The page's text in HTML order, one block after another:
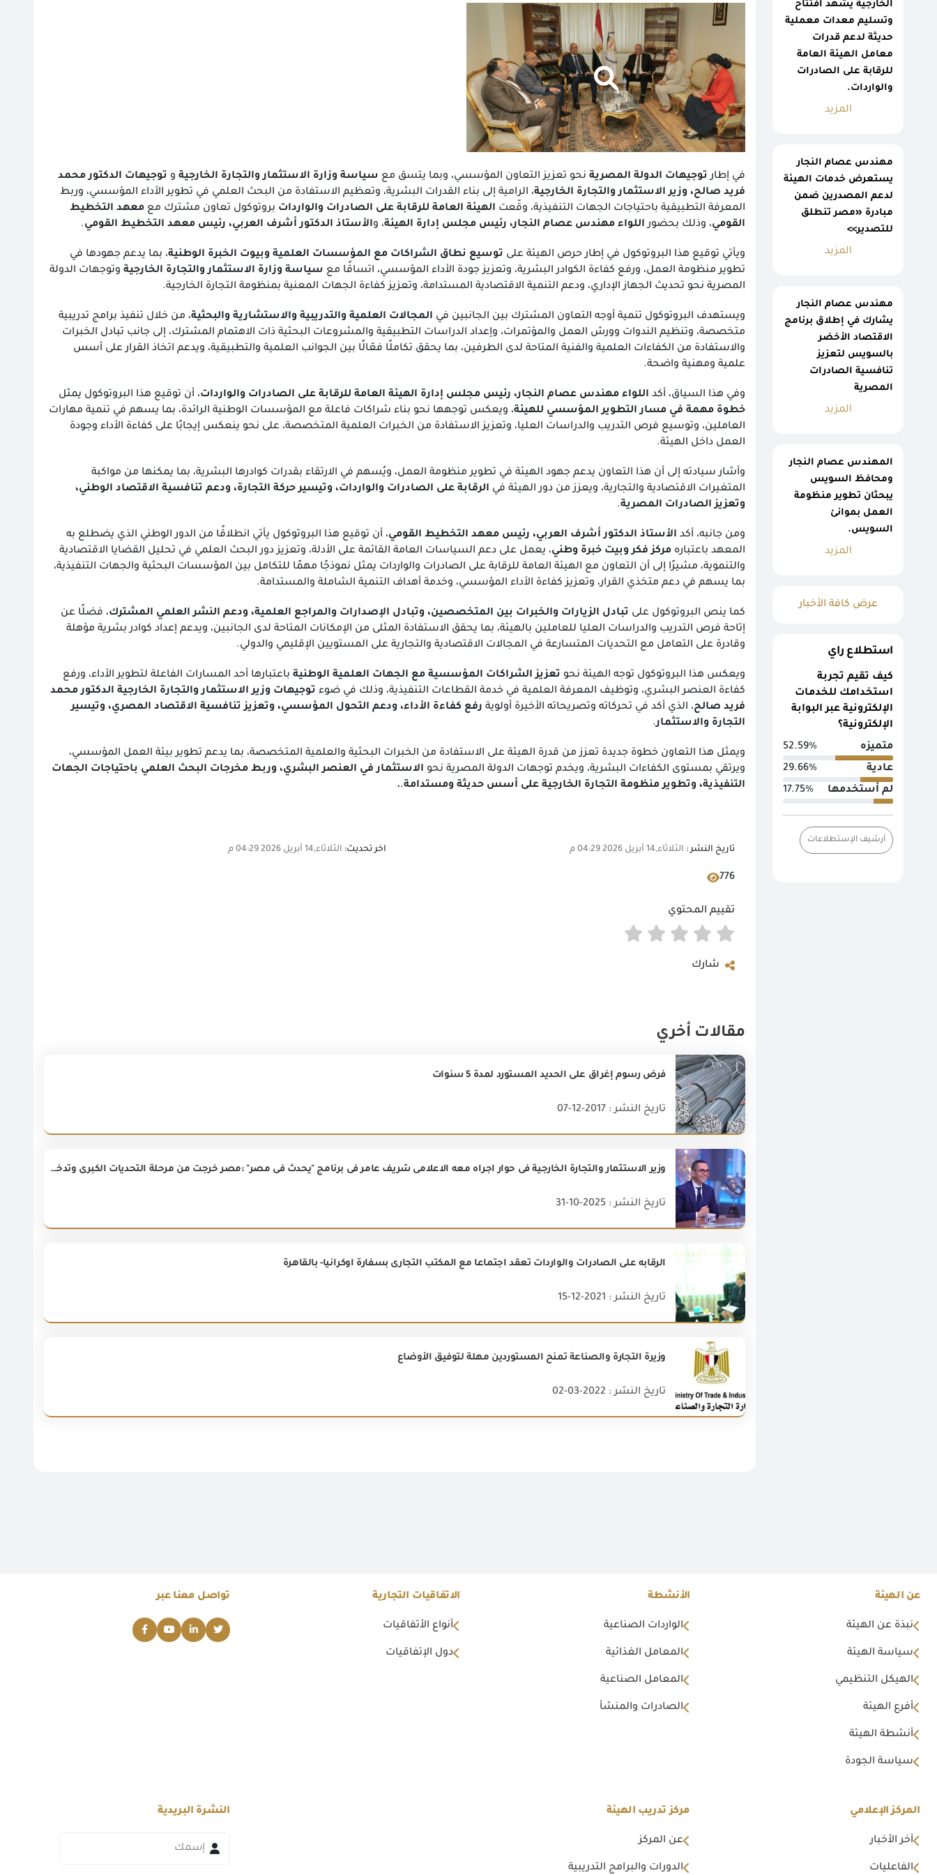
الخارجية يشهد افتتاح
وتسليم معدات معملية
حديثة لدعم قدرات
معامل الهيئة العامة
للرقابة على الصادرات
والواردات.
المزيد
مهندس عصام النجار
يستعرض خدمات الهيئة
لدعم المصدرين ضمن
مبادرة «مصر تنطلق
للتصدير>>
المزيد
مهندس عصام النجار
يشارك في إطلاق برنامج
الاقتصاد الأخضر
بالسويس لتعزيز
تنافسية الصادرات
المصرية
المزيد
المهندس عصام النجار
ومحافظ السويس
يبحثان تطوير منظومة
العمل بموانئ
السويس.
المزيد
عرض كافة الأخبار
استطلاع راي
كيف تقيم تجربة
استخدامك للخدمات
الإلكترونية عبر البوابة
الإلكترونية؟
متميزه
52.59%
عادية
29.66%
لم أستخدمها
17.75%
أرشيف الإستطلاعات
في إطار توجيهات الدولة المصرية نحو تعزيز التعاون المؤسسي، وبما يتسق مع سياسة وزارة الاستثمار والتجارة الخارجية و توجيهات الدكتور محمد
فريد صالح، وزير الاستثمار والتجارة الخارجية، الرامية إلى بناء القدرات البشرية، وتعظيم الاستفادة من البحث العلمي في تطوير الأداء المؤسسي، وربط
المعرفة التطبيقية باحتياجات الجهات التنفيذية، وقّعت الهيئة العامة للرقابة على الصادرات والواردات بروتوكول تعاون مشترك مع معهد التخطيط
القومي، وذلك بحضوراللواء مهندس عصام النجار، رئيس مجلس إدارة الهيئة، والأستاذ الدكتور أشرف العربي، رئيس معهد التخطيط القومي.
ويأتي توقيع هذا البروتوكول في إطار حرص الهيئة على توسيع نطاق الشراكات مع المؤسسات العلمية وبيوت الخبرة الوطنية، بما يدعم جهودها في
تطوير منظومة العمل، ورفع كفاءة الكوادر البشرية، وتعزيز جودة الأداء المؤسسي، اتساقًا مع سياسة وزارة الاستثمار والتجارة الخارجية وتوجهات الدولة
المصرية نحو تحديث الجهاز الإداري، ودعم التنمية الاقتصادية المستدامة، وتعزيز كفاءة الجهات المعنية بمنظومة التجارة الخارجية.
ويستهدف البروتوكول تنمية أوجه التعاون المشترك بين الجانبين في المجالات العلمية والتدريبية والاستشارية والبحثية، من خلال تنفيذ برامج تدريبية
متخصصة، وتنظيم الندوات وورش العمل والمؤتمرات، وإعداد الدراسات التطبيقية والمشروعات البحثية ذات الاهتمام المشترك، إلى جانب تبادل الخبرات
والاستفادة من الكفاءات العلمية والفنية المتاحة لدى الطرفين، بما يحقق تكاملًا فعّالًا بين الجوانب العلمية والتطبيقية، ويدعم اتخاذ القرار على أسس
علمية ومهنية واضحة.
وفي هذا السياق، أكد اللواء مهندس عصام النجار، رئيس مجلس إدارة الهيئة العامة للرقابة على الصادرات والواردات، أن توقيع هذا البروتوكول يمثل
خطوة مهمة في مسار التطوير المؤسسي للهيئة، ويعكس توجهها نحو بناء شراكات فاعلة مع المؤسسات الوطنية الرائدة، بما يسهم في تنمية مهارات
العاملين، وتوسيع فرص التدريب والدراسات العليا، وتعزيز الاستفادة من الخبرات العلمية المتخصصة، على نحو ينعكس إيجابًا على كفاءة الأداء وجودة
العمل داخل الهيئة.
وأشار سيادته إلى أن هذا التعاون يدعم جهود الهيئة في تطوير منظومة العمل، ويُسهم في الارتقاء بقدرات كوادرها البشرية، بما يمكنها من مواكبة
المتغيرات الاقتصادية والتجارية، ويعزز من دور الهيئة في الرقابة على الصادرات والواردات، وتيسير حركة التجارة، ودعم تنافسية الاقتصاد الوطني،
وتعزيز الصادرات المصرية.
ومن جانبه، أكد الأستاذ الدكتور أشرف العربي، رئيس معهد التخطيط القومي، أن توقيع هذا البروتوكول يأتي انطلاقًا من الدور الوطني الذي يضطلع به
المعهد باعتباره مركز فكر وبيت خبرة وطني، يعمل على دعم السياسات العامة القائمة على الأدلة، وتعزيز دور البحث العلمي في تحليل القضايا الاقتصادية
والتنموية، مشيرًا إلى أن التعاون مع الهيئة العامة للرقابة على الصادرات والواردات يمثل نموذجًا مهمًا للتكامل بين المؤسسات البحثية والجهات التنفيذية،
بما يسهم في دعم متخذي القرار، وتعزيز كفاءة الأداء المؤسسي، وخدمة أهداف التنمية الشاملة والمستدامة.
كما ينص البروتوكول على تبادل الزيارات والخبرات بين المتخصصين، وتبادل الإصدارات والمراجع العلمية، ودعم النشر العلمي المشترك، فضلًا عن
إتاحة فرص التدريب والدراسات العليا للعاملين بالهيئة، بما يحقق الاستفادة المثلى من الإمكانات المتاحة لدى الجانبين، ويدعم إعداد كوادر بشرية مؤهلة
وقادرة على التعامل مع التحديات المتسارعة في المجالات الاقتصادية والتجارية على المستويين الإقليمي والدولي.
ويعكس هذا البروتوكول توجه الهيئة نحو تعزيز الشراكات المؤسسية مع الجهات العلمية الوطنية باعتبارها أحد المسارات الفاعلة لتطوير الأداء، ورفع
كفاءة العنصر البشري، وتوظيف المعرفة العلمية في خدمة القطاعات التنفيذية، وذلك في ضوء توجيهات وزير الاستثمار والتجارة الخارجية الدكتور محمد
فريد صالح، الذي أكد في تحركاته وتصريحاته الأخيرة أولوية رفع كفاءة الأداء، ودعم التحول المؤسسي، وتعزيز تنافسية الاقتصاد المصري، وتيسير
التجارة والاستثمار.
ويمثل هذا التعاون خطوة جديدة تعزز من قدرة الهيئة على الاستفادة من الخبرات البحثية والعلمية المتخصصة، بما يدعم تطوير بيئة العمل المؤسسي،
ويرتقي بمستوى الكفاءات البشرية، ويخدم توجهات الدولة المصرية نحو الاستثمار في العنصر البشري، وربط مخرجات البحث العلمي باحتياجات الجهات
التنفيذية، وتطوير منظومة التجارة الخارجية على أسس حديثة ومستدامة.
.
تاريخ النشر : الثلاثاء,14 أبريل 2026 04:29 م اخر تحديث: الثلاثاء,14 أبريل 2026 04:29 م
776
تقييم المحتوي
شارك
مقالات أخري
فرض رسوم إغراق على الحديد المستورد لمدة 5 سنوات
تاريخ النشر : 2017-12-07
وزير الاستثمار والتجارة الخارجية فى حوار اجراه معه الاعلامى شريف عامر فى برنامج "يحدث فى مصر" :مصر خرجت من مرحلة التحديات الكبرى وتدخل الآن مرحلة البناء الاقتصادي.
تاريخ النشر : 2025-10-31
الرقابه على الصادرات والواردات تعقد اجتماعاً مع المكتب التجارى بسفارة اوكرانيا- بالقاهرة
تاريخ النشر : 2021-12-15
وزيرة التجارة والصناعة تمنح المستوردين مهلة لتوفيق الأوضاع
تاريخ النشر : 2022-03-02
عن الهيئة
نبذة عن الهيئة
سياسة الهيئة
الهيكل التنظيمي
أفرع الهيئة
أنشطة الهيئة
سياسة الجودة
الأنشطة
الواردات الصناعية
المعامل الغذائية
المعامل الصناعية
الصادرات والمنشأ
الاتفاقيات التجارية
أنواع الأتفاقيات
دول الإتفاقيات
تواصل معنا عبر
المركز الإعلامي
آخر الأخبار
الفاعليات
مركز تدريب الهيئة
عن المركز
الدورات والبرامج التدريبية
النشرة البريدية